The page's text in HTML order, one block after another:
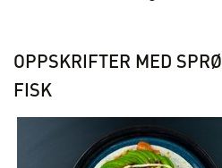
OPPSKRIFTER MED SPRØ
FISK